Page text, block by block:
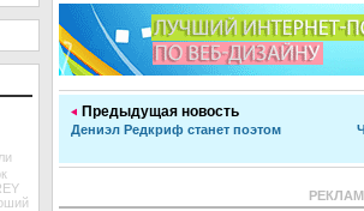
Предыдущая новость
Дениэл Редкриф станет поэтом